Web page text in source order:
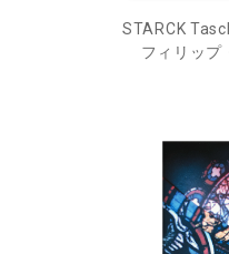
STARCK
フィリップ